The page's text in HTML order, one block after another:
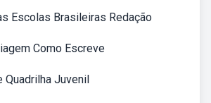
Escolas Brasileiras Redação
Como Escreve
Quadrilha Juvenil